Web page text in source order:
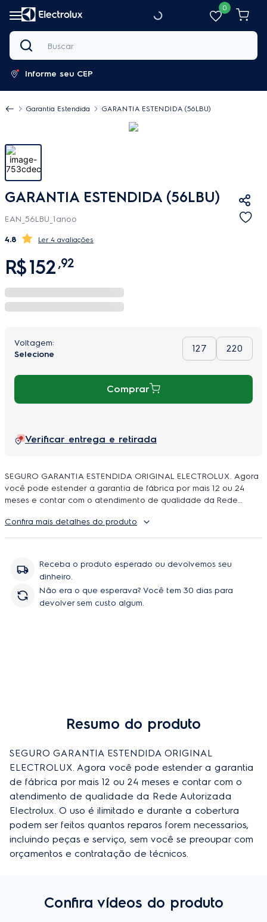
0
Buscar
Informe seu CEP
Garantia Estendida GARANTIA ESTENDIDA (56LBU)
GARANTIA ESTENDIDA (56LBU)
EAN_56LBU_1anoo
4.8 4 avaliações
R$152 ,92
127 220
Comprar
Verificar entrega e retirada
SEGURO GARANTIA ESTENDIDA ORIGINAL ELECTROLUX. Agora
você pode estender a garantia de fábrica por mais 12 ou 24
meses e contar com o atendimento de qualidade da Rede
podem ser feitos quantos reparos forem necessarios, incluindo
peças e serviço, sem você se preoupar com orçamentos e
Confira mais detalhes do produto
Receba o produto esperado ou devolvemos seu
dinheiro.
Não era o que esperava? Você tem 30 dias para
devolver sem custo algum.
Comprar
Resumo do produto
SEGURO GARANTIA ESTENDIDA ORIGINAL
ELECTROLUX. Agora você pode estender a garantia
de fábrica por mais 12 ou 24 meses e contar com o
atendimento de qualidade da Rede Autorizada
Electrolux. O uso é ilimitado e durante a cobertura
podem ser feitos quantos reparos forem necessarios,
incluindo peças e serviço, sem você se preoupar com
orçamentos e contratação de técnicos.
Confira vídeos do produto